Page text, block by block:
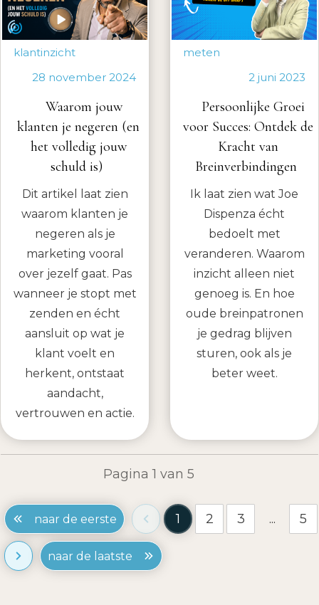
klantinzicht
28 november 2024
Waarom jouw
klanten je negeren (en
het volledig jouw
schuld is)
Dit artikel laat zien
waarom klanten je
negeren als je
marketing vooral
over jezelf gaat. Pas
wanneer je stopt met
zenden en écht
aansluit op wat je
klant voelt en
herkent, ontstaat
aandacht,
vertrouwen en actie.
meten
2 juni 2023
Persoonlijke Groei
voor Succes: Ontdek de
Kracht van
Breinverbindingen
Ik laat zien wat Joe
Dispenza écht
bedoelt met
veranderen. Waarom
inzicht alleen niet
genoeg is. En hoe
oude breinpatronen
je gedrag blijven
sturen, ook als je
beter weet.
Pagina1 van 5
naar de eerste 1 2 3 ... 5
naar de laatste